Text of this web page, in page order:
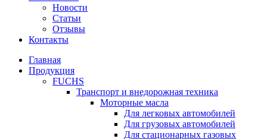
Новости
Статьи
Отзывы
Контакты
Главная
Продукция
FUCHS
Транспорт и внедорожная техника
Моторные масла
Для легковых автомобилей
Для грузовых автомобилей
Для стационарных газовых